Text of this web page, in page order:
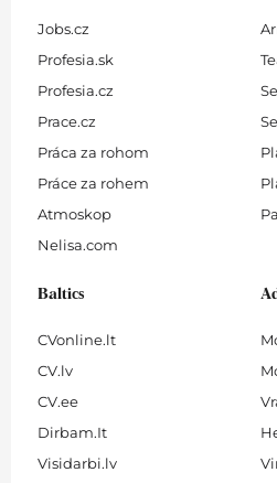
Jobs.cz
Profesia.sk
Profesia.cz
Prace.cz
Práca za rohom
Práce za rohem
Atmoskop
Nelisa.com
Baltics
CVonline.lt
CV.lv
CV.ee
Dirbam.It
Visidarbi.lv